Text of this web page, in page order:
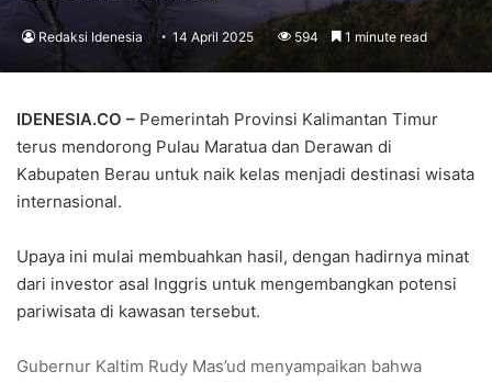
Redaksi Idenesia 14 April 2025 594 1 minute read
IDENESIA.CO – Pemerintah Provinsi Kalimantan Timur
terus mendorong Pulau Maratua dan Derawan di
Kabupaten Berau untuk naik kelas menjadi destinasi wisata
internasional.
Upaya ini mulai membuahkan hasil, dengan hadirnya minat
dari investor asal Inggris untuk mengembangkan potensi
pariwisata di kawasan tersebut.
Gubernur Kaltim Rudy Mas’ud menyampaikan bahwa